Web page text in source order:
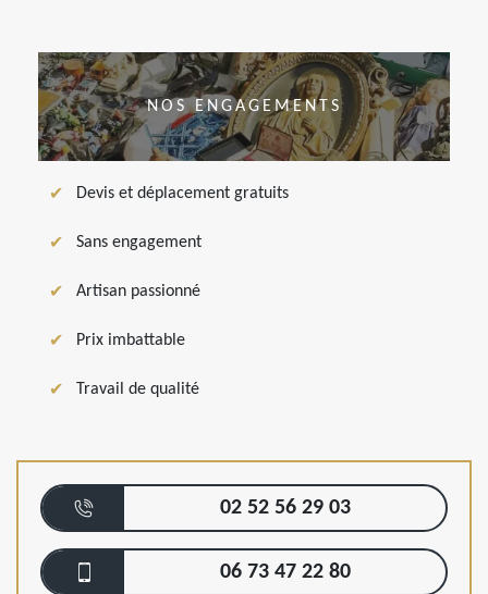
NOS ENGAGEMENTS
Devis et déplacement gratuits
Sans engagement
Artisan passionné
Prix imbattable
Travail de qualité
02 52 56 29 03
06 73 47 22 80